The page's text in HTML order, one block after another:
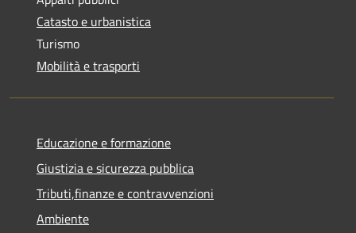
Catasto e urbanistica
Turismo
Mobilità e trasporti
Educazione e formazione
Giustizia e sicurezza pubblica
Tributi,finanze e contravvenzioni
Ambiente